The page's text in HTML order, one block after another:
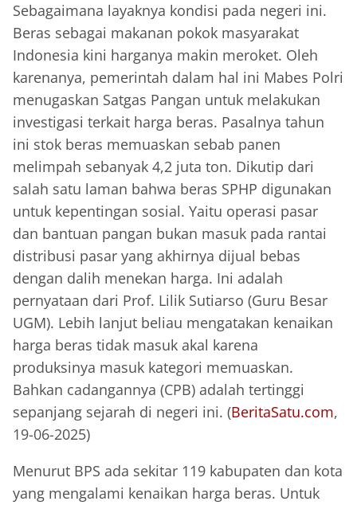
Sebagaimana layaknya kondisi pada negeri ini.
Beras sebagai makanan pokok masyarakat
Indonesia kini harganya makin meroket. Oleh
karenanya, pemerintah dalam hal ini Mabes Polri
menugaskan Satgas Pangan untuk melakukan
investigasi terkait harga beras. Pasalnya tahun
ini stok beras memuaskan sebab panen
melimpah sebanyak 4,2 juta ton. Dikutip dari
salah satu laman bahwa beras SPHP digunakan
untuk kepentingan sosial. Yaitu operasi pasar
dan bantuan pangan bukan masuk pada rantai
distribusi pasar yang akhirnya dijual bebas
dengan dalih menekan harga. Ini adalah
pernyataan dari Prof. Lilik Sutiarso (Guru Besar
UGM). Lebih lanjut beliau mengatakan kenaikan
harga beras tidak masuk akal karena
produksinya masuk kategori memuaskan.
Bahkan cadangannya (CPB) adalah tertinggi
sepanjang sejarah di negeri ini. (BeritaSatu.com,
19-06-2025)
Menurut BPS ada sekitar 119 kabupaten dan kota
yang mengalami kenaikan harga beras. Untuk